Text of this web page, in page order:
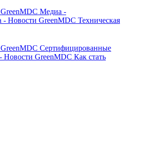
Медиа -
Техническая
Сертифицированные
Как стать